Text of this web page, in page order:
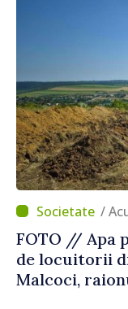
/
FOTO // Apa
de locuitorii
Malcoci,